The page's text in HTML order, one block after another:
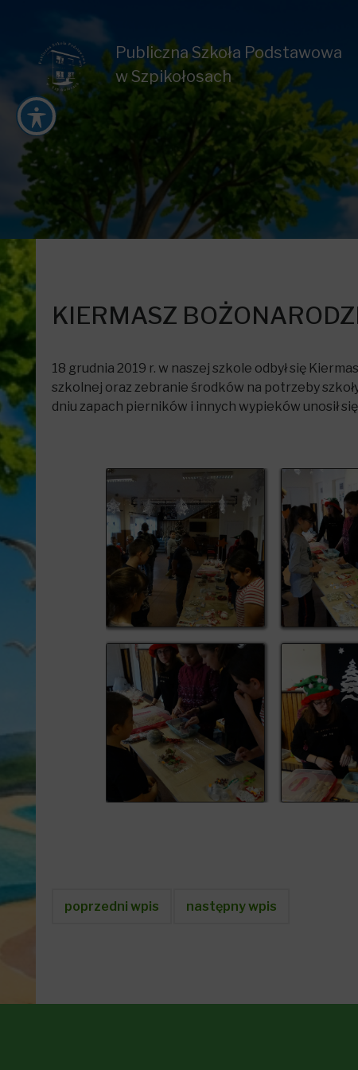
Publiczna Szkoła Podstawowa
w Szpikołosach
KIERMASZ
18 grudnia 2019 r. w naszej szkole odbył się
szkolnej oraz zebranie środków na potrzeby
dniu zapach pierników i innych wypieków unosił
poprzedni wpis następny wpis